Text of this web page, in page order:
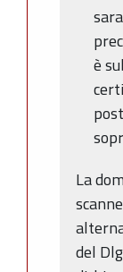
è
La
del